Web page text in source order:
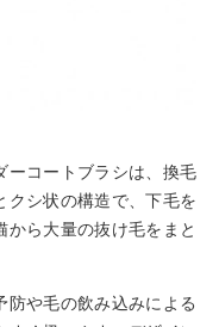
ーコートブラシは、換毛
クシ状の構造で、下毛を
ら大量の抜け毛をまと
防や毛の飲み込みによる